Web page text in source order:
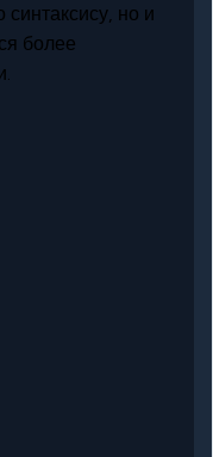
но и
более